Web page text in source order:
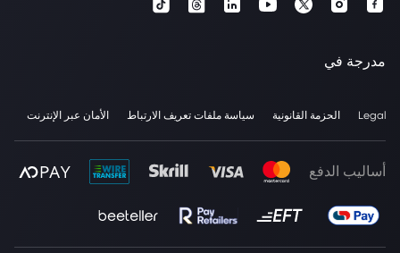
مدرجة في
Legal الحزمة القانونية سياسة ملفات تعريف الارتباط الأمان عبر الإنترنت
أساليب الدفع